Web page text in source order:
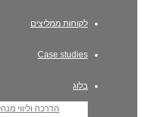
לקוחות ממליצים
Case studies
בלוג
הדרכה וליווי